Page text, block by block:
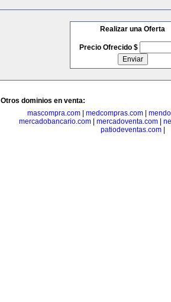
Realizar una Oferta
Precio Ofrecido $
Otros dominios en venta:
mascompra.com| medcompras.com|
mercadobancario.com| mercadoventa.com|
patiodeventas.com|